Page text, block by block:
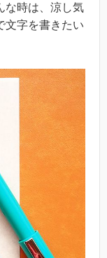
な時は、涼し気
文字を書きたい